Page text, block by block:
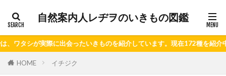
自然案内人レヂヲのいきもの図鑑
タシが実際に出会ったいきものを紹介しています。現在172種を紹介中！
HOME イチジク